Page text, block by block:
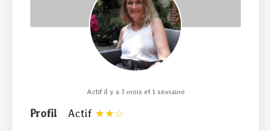
Actif il y a 3 mois et 1 semaine
Profil Actif